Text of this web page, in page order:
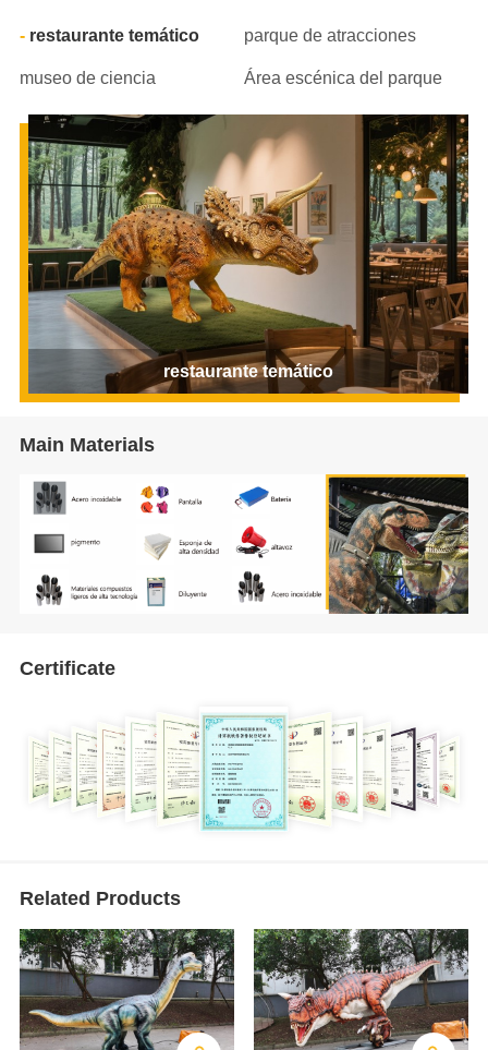
restaurante temático parque de atracciones
museo de ciencia Área escénica del parque
restaurante temático
Main Materials
Certificate
Related Products